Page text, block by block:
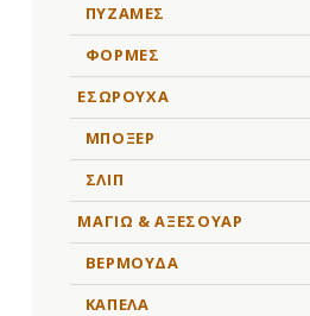
ΠΥΖΑΜΕΣ
ΦΟΡΜΕΣ
ΕΣΩΡΟΥΧΑ
ΜΠΟΞΕΡ
ΣΛΙΠ
ΜΑΓΙΩ & ΑΞΕΣΟΥΑΡ
ΒΕΡΜΟΥΔΑ
ΚΑΠΕΛΑ